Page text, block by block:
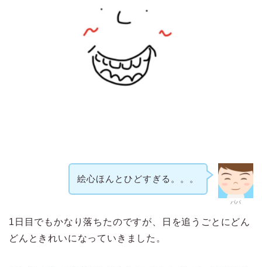
パパ
絵心ほんとひどすぎる。。。
1日目でもかなり落ちたのですが、日を追うごとにどん
どんときれいになっていきました。